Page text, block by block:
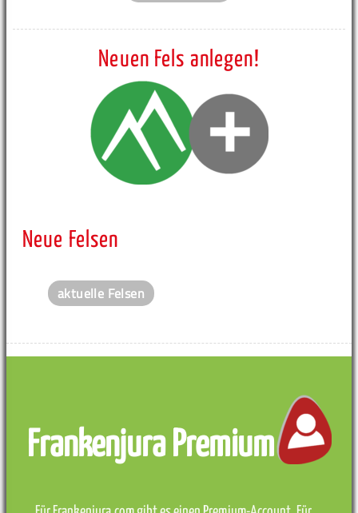
Neuen Fels anlegen!
Neue Felsen
aktuelle Felsen
Frankenjura Premium